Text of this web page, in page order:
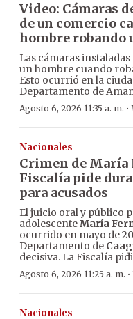
Video: Cámaras
de un comercio
hombre robando
Las cámaras
un hombre cuando
Esto ocurrió en la
Departamento de
Agosto 6, 2026 11:35 a. m. ·
Nacionales
Crimen de María
Fiscalía pide
para acusados
El juicio oral y público
adolescenteMaría
ocurrido en mayo de
Departamento de
decisiva. La Fiscalía
Agosto 6, 2026 11:25 a. m. ·
Nacionales